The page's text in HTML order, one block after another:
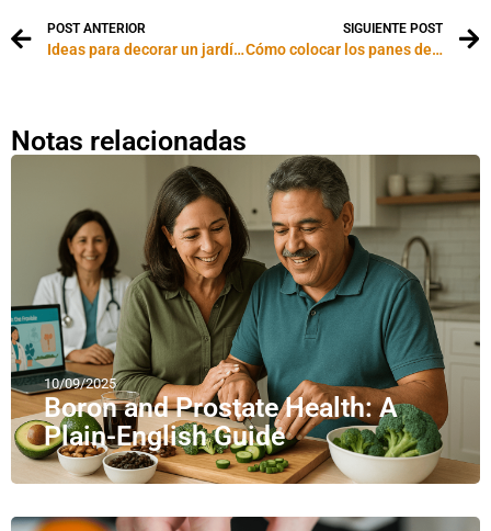
POST ANTERIOR
Ideas para decorar un jardín con rosas
SIGUIENTE POST
Cómo colocar los panes de césped
Notas relacionadas
10/09/2025
Boron and Prostate Health: A
Plain-English Guide